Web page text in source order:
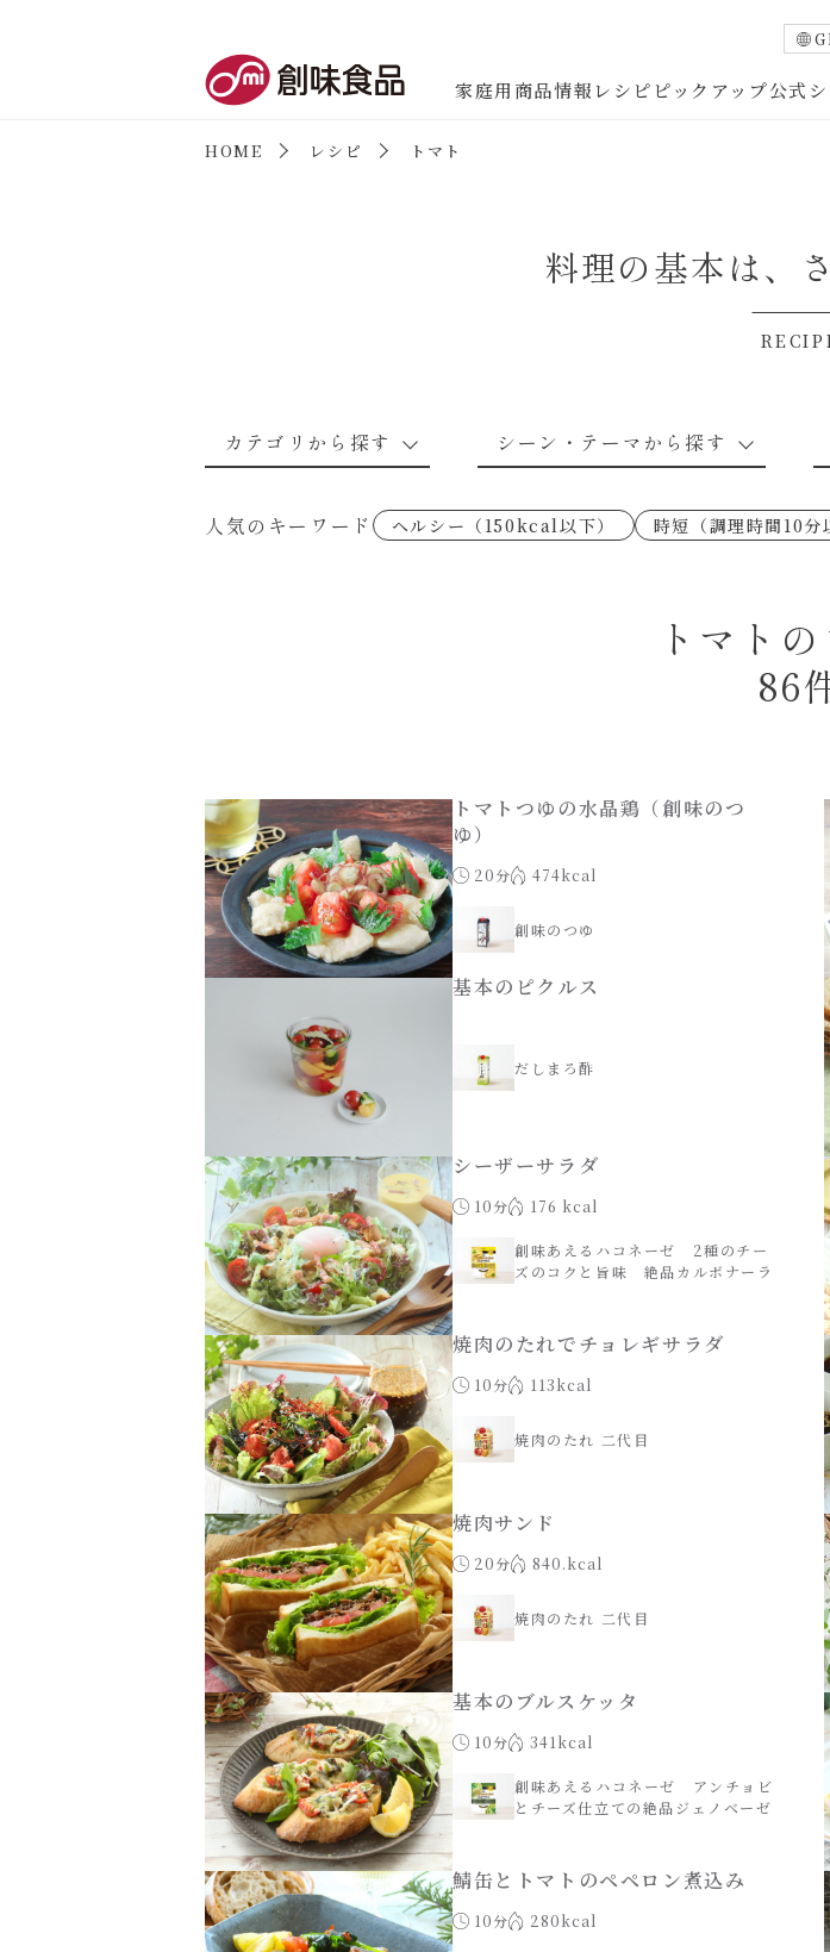
家庭用商品情報 レシピ ピックアップ公式
HOME レシピ トマト
料理の基本は、
カテゴリから探す
野菜のレシピ 魚介のレシピ お肉のレシピ 卵・乳のレ
シーン・テーマから探す
なんでもナムル 下味冷凍
考えるな、二代目で炒めろ！～○○の炒 朝シャン（ごはん派）
グラタン/ドリア
あえるハコネーゼカルボナーラ あえるハコネーゼトマトバ
あえるハコネーゼミートソース あえるハコネーゼ明太子
あえるハコネーゼジェノベーゼ あえるハコネーゼペペロン
だしまろ酢
ハコネーゼ 海老クリーム
ハコネーゼ カルボナーラ
ハコネーゼ アラビアータ
人気のキーワード ヘルシー（150kcal以下） 時短（調理時間10分
トマト
86
トマトつゆの水晶鶏（創味のつ
ゆ）
20分 474kcal
創味のつゆ
基本のピクルス
だしまろ酢
シーザーサラダ
10分 176 kcal
創味あえるハコネーゼ 2種のチー
ズのコクと旨味 絶品カルボナーラ
焼肉のたれでチョレギサラダ
10分 113kcal
焼肉のたれ 二代目
焼肉サンド
20分 840.kcal
焼肉のたれ 二代目
基本のブルスケッタ
10分 341kcal
創味あえるハコネーゼ アンチョビ
とチーズ仕立ての絶品ジェノベーゼ
鯖缶とトマトのペペロン煮込み
10分 280kcal